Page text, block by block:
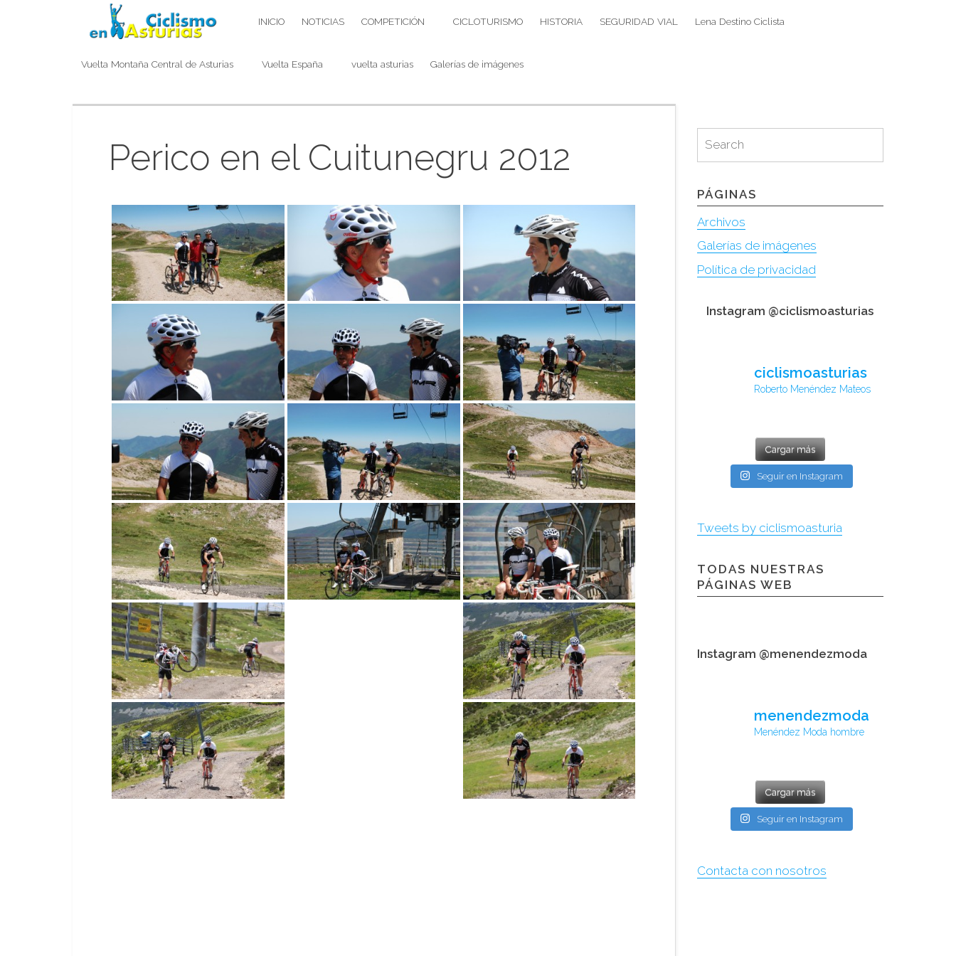
CICLISMO EN ASTURIAS INICIO NOTICIAS COMPETICIÓN CICLOTURISMO HISTORIA SEGURIDAD VIAL Lena Destino Ciclista
Vuelta Montaña Central de Asturias Vuelta España vuelta asturias Galerías de imágenes
Perico en el Cuitunegru 2012
for:
Search
PÁGINAS
Archivos
Galerías de imágenes
Política de privacidad
Instagram @ciclismoasturias
ciclismoasturias
Roberto Menéndez Mateos
Cargar más
Seguir en Instagram
Tweets by ciclismoasturia
TODAS NUESTRAS
PÁGINAS WEB
Instagram @menendezmoda
menendezmoda
Menéndez Moda hombre
Cargar más
Seguir en Instagram
Contacta con nosotros